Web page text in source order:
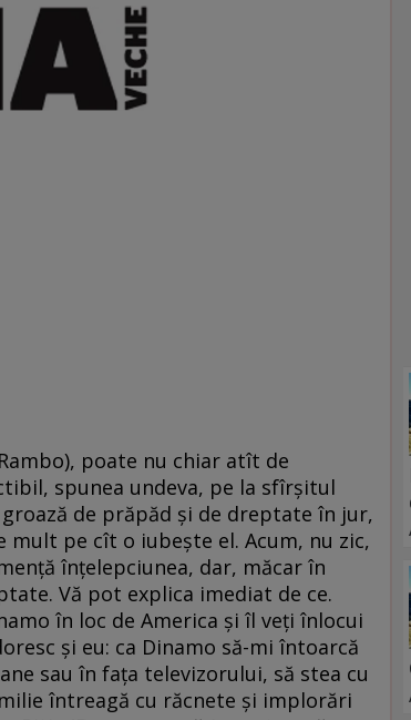
poate nu chiar atît de
spunea undeva, pe la sfîrşitul
de prăpăd şi de dreptate în jur,
pe cît o iubeşte el. Acum, nu zic,
înţelepciunea, dar, măcar în
Vă pot explica imediat de ce.
în loc de America şi îl veţi înlocui
şi eu: ca Dinamo să-mi întoarcă
sau în faţa televizorului, să stea cu
întreagă cu răcnete şi implorări